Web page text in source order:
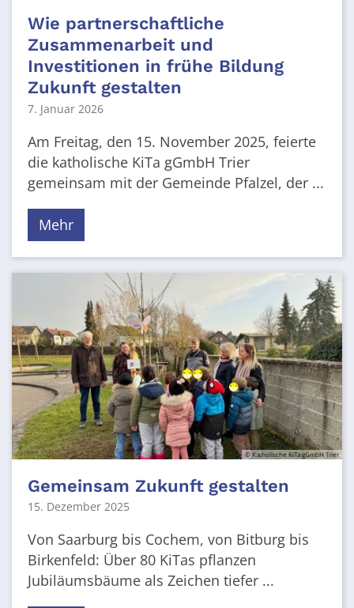
Wie partnerschaftliche
Zusammenarbeit und
Investitionen in frühe Bildung
Zukunft gestalten
7. Januar 2026
Am Freitag, den 15. November 2025, feierte
die katholische KiTa gGmbH Trier
gemeinsam mit der Gemeinde Pfalzel, der ...
Mehr
© Katholische KiTa gGmbH Trier
Gemeinsam Zukunft gestalten
15. Dezember 2025
Von Saarburg bis Cochem, von Bitburg bis
Birkenfeld: Über 80 KiTas pflanzen
Jubiläumsbäume als Zeichen tiefer ...